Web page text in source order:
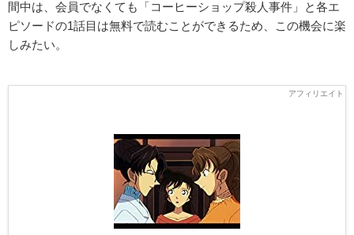
間中は、会員でなくても「コーヒーショップ殺人事件」と各エ
ピソードの1話目は無料で読むことができるため、この機会に楽
しみたい。